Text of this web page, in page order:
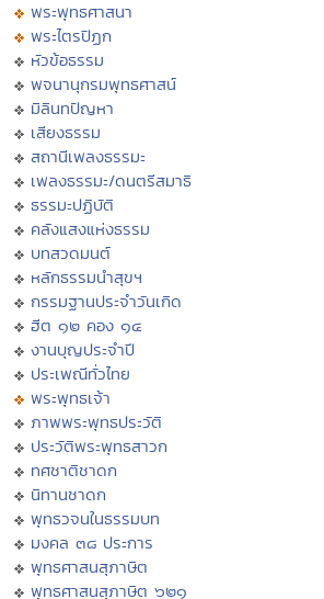
พระพุทธศาสนา
พระไตรปิฏก
หัวข้อธรรม
พจนานุกรมพุทธศาสน์
มิลินทปัญหา
เสียงธรรม
สถานีเพลงธรรมะ
เพลงธรรมะ/ดนตรีสมาธิ
ธรรมะปฏิบัติ
คลังแสงแห่งธรรม
บทสวดมนต์
หลักธรรมนำสุขฯ
กรรมฐานประจำวันเกิด
ฮีต ๑๒ คอง ๑๔
งานบุญประจำปี
ประเพณีทั่วไทย
พระพุทธเจ้า
ภาพพระพุทธประวัติ
ประวัติพระพุทธสาวก
ทศชาติชาดก
นิทานชาดก
พุทธวจนในธรรมบท
มงคล ๓๘ ประการ
พุทธศาสนสุภาษิต
พุทธศาสนสุภาษิต ๖๒๑